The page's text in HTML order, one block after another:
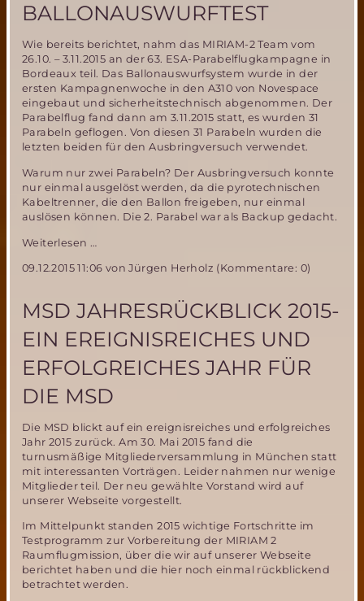
BALLONAUSWURFTEST
Wie bereits berichtet, nahm das MIRIAM-2 Team vom
26.10. – 3.11.2015 an der 63. ESA-Parabelflugkampagne in
Bordeaux teil. Das Ballonauswurfsystem wurde in der
ersten Kampagnenwoche in den A310 von Novespace
eingebaut und sicherheitstechnisch abgenommen. Der
Parabelflug fand dann am 3.11.2015 statt, es wurden 31
Parabeln geflogen. Von diesen 31 Parabeln wurden die
letzten beiden für den Ausbringversuch verwendet.
Warum nur zwei Parabeln? Der Ausbringversuch konnte
nur einmal ausgelöst werden, da die pyrotechnischen
Kabeltrenner, die den Ballon freigeben, nur einmal
auslösen können. Die 2. Parabel war als Backup gedacht.
Weiterlesen …
Parabelflug
Ballonauswurftest
09.12.2015 11:06 von Jürgen Herholz (Kommentare: 0)
MSD JAHRESRÜCKBLICK 2015-
EIN EREIGNISREICHES UND
ERFOLGREICHES JAHR FÜR
DIE MSD
Die MSD blickt auf ein ereignisreiches und erfolgreiches
Jahr 2015 zurück. Am 30. Mai 2015 fand die
turnusmäßige Mitgliederversammlung in München statt
mit interessanten Vorträgen. Leider nahmen nur wenige
Mitglieder teil. Der neu gewählte Vorstand wird auf
unserer Webseite vorgestellt.
Im Mittelpunkt standen 2015 wichtige Fortschritte im
Testprogramm zur Vorbereitung der MIRIAM 2
Raumflugmission, über die wir auf unserer Webseite
berichtet haben und die hier noch einmal rückblickend
betrachtet werden.